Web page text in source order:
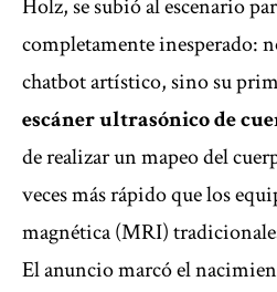
Holz, se subió al escenario
completamente inesperado:
chatbot artístico,sino su
escáner ultrasónico de
de realizar un mapeo del
veces más rápido que los
magnética (MRI)
El anuncio marcó el